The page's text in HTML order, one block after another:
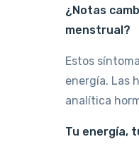
¿Notas
menstrual?
Estos
energía. Las
analítica
Tu energía,